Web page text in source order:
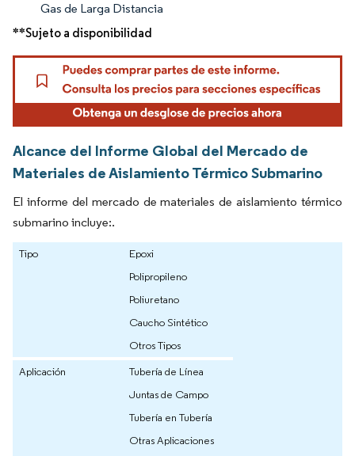
Gas de Larga Distancia
**Sujeto a disponibilidad
Alcance del Informe Global del Mercado de
Materiales de Aislamiento Térmico Submarino
El informe del mercado de materiales de aislamiento térmico
submarino incluye:.
Tipo
Epoxi
Polipropileno
Poliuretano
Caucho Sintético
Otros Tipos
Aplicación
Tubería de Línea
Juntas de Campo
Tubería en Tubería
Otras Aplicaciones